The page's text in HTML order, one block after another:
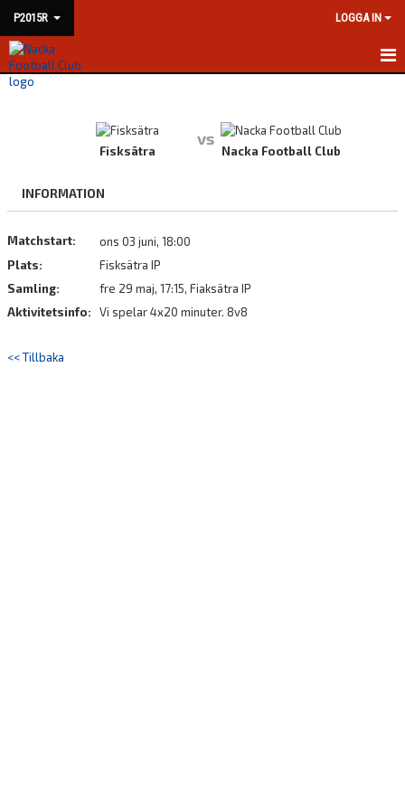
P2015R LOGGA IN
HEM
MATCHER
TRUPPEN
BILDGALLERI
KONTAKT
Fisksätra
vs
Nacka Football Club
INFORMATION
Matchstart:
ons 03 juni, 18:00
Plats:
Fisksätra IP
Samling:
fre 29 maj, 17:15, Fiaksätra IP
Aktivitetsinfo:
Vi spelar 4x20 minuter. 8v8
<< Tillbaka